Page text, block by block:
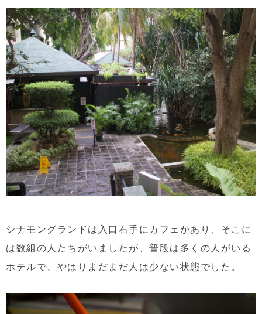
シナモングランドは入口右手にカフェがあり、そこに
は数組の人たちがいましたが、普段は多くの人がいる
ホテルで、やはりまだまだ人は少ない状態でした。